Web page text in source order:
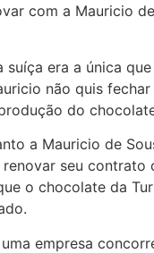
com a Mauricio
suíça era a única
não quis
do
a Mauricio de
seu contrato
o chocolate da
empresa